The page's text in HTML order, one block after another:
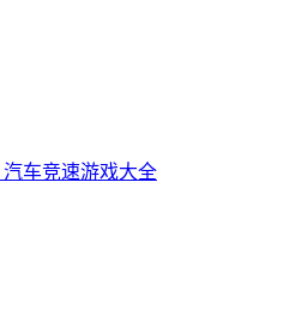
汽车竞速游戏大全